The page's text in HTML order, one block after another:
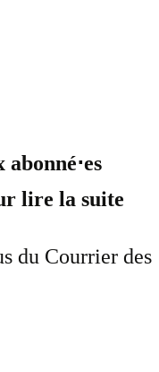
lire la suite
du Courrier des